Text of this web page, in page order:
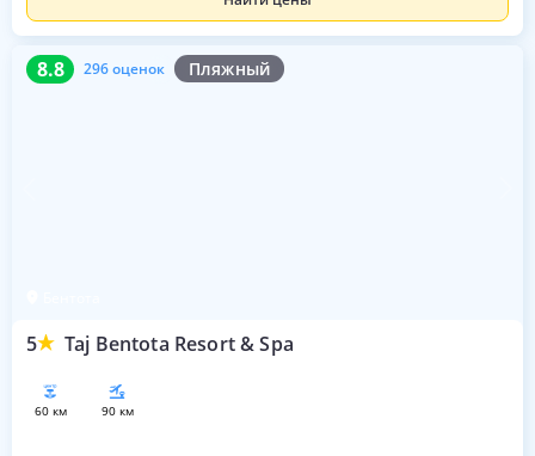
8.8 296 оценок Пляжный
5 Taj Bentota Resort & Spa
8.8 296 оценок
60 км 90 км